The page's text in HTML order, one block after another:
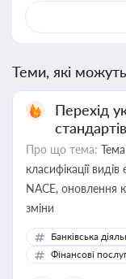
Теми, які
Перехід
Про що тема:
класифікації
NACE, оновлення
зміни
Банківська
Фінансові